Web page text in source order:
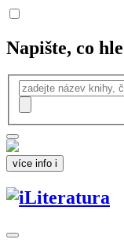
Napište, co
více info i